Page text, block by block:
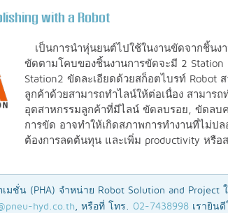
with a Robot
เป็นการนำหุ่นยนต์ไปใช้ในงานขัดจากชิ้นง
ขัดตามโคบของชิ้นงานการขัดจะมี 2
Station2 ขัดละเอียดด้วยสก็อตไบรท์ Robot
ลูกค้าด้วยสามารถทำไลน์ให้ต่อเนื่อง สามาร
อุตสาหกรรมลูกค้าที่มีไลน์ ขัดลบรอย, ขัดลบ
การขัด อาจทำให้เกิดสภาพการทำงานที่ไม่ป
ต้องการลดต้นทุน และเพิ่ม productivity หรือ
เมชั่น (PHA) จำหน่าย Robot Solution and Project
hyd.co.th , หรือที่ โทร. 02-7438998 เรายิน